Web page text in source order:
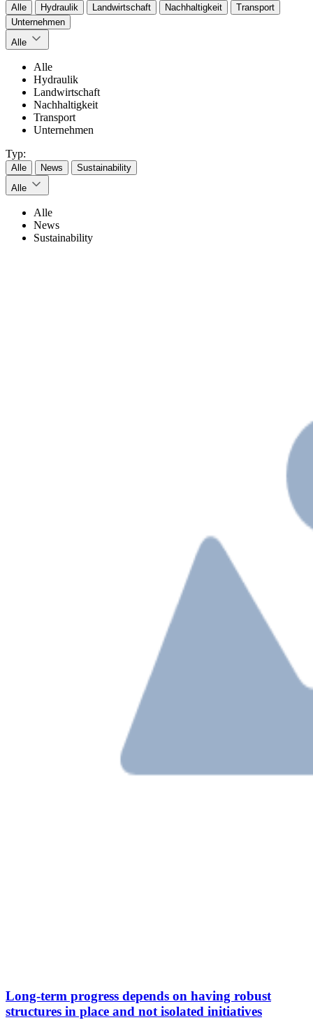
Alle Hydraulik Landwirtschaft Nachhaltigkeit
Transport
Unternehmen
Alle
Alle
Hydraulik
Landwirtschaft
Nachhaltigkeit
Transport
Unternehmen
Typ:
Alle News
Sustainability
Alle
Alle
News
Sustainability
Long-term progress depends on having robust
structures in place and not isolated initiatives